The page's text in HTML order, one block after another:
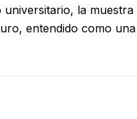
la
entendido como